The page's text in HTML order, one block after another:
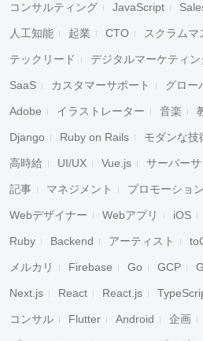
コンサルティング JavaScript
人工知能 起業 CTO スクラムマ
テックリード デジタルマーケティン
SaaS カスタマーサポート グロー
Adobe イラストレーター 音楽
Django Ruby on Rails モダンな技
高時給 UI/UX Vue.js サーバーサ
記事 マネジメント プロモーション
Webデザイナー Webアプリ iOS
Ruby Backend アーティスト
メルカリ Firebase Go GCP
Next.js React React.js
コンサル Flutter Android 企画